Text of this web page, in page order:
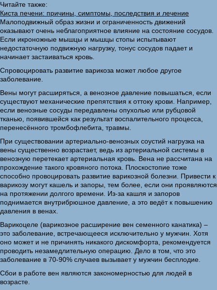
Читайте также:
Киста печени: причины, симптомы, последствия и лечение
Малоподвижный образ жизни и ограниченность движений
оказывают очень неблагоприятное влияние на состояние сосудов.
Если икроножные мышцы и мышцы стопы испытывают
недостаточную подвижную нагрузку, тонус сосудов падает и
начинает застаиваться кровь.
Спровоцировать развитие варикоза может любое другое
заболевание.
Вены могут расширяться, а венозное давление повышаться, если
существуют механические препятствия к оттоку крови. Например,
если венозные сосуды передавлены опухолью или рубцовой
тканью, появившейся как результат воспалительного процесса,
перенесённого тромбофлебита, травмы.
При существовании артериально-венозных соустий нагрузка на
вены существенно возрастает, ведь из артериальной системы в
венозную перетекает артериальная кровь. Вена не рассчитана на
прохождение такого кровяного потока. Плоскостопие тоже
способно провоцировать развитие варикозной болезни. Привести к
варикозу могут кашель и запоры, тем более, если они проявляются
на протяжении долгого времени. Из-за кашля и запоров
поднимается внутрибрюшное давление, а это ведёт к повышению
давления в венах.
Варикоцеле (варикозное расширение вен семенного канатика) –
это заболевание, встречающееся исключительно у мужчин. Хотя
оно может и не причинять никакого дискомфорта, рекомендуется
проводить незамедлительную операцию. Дело в том, что это
заболевание в 70-90% случаев вызывает у мужчин бесплодие.
Сбои в работе вен являются закономерностью для людей в
возрасте.